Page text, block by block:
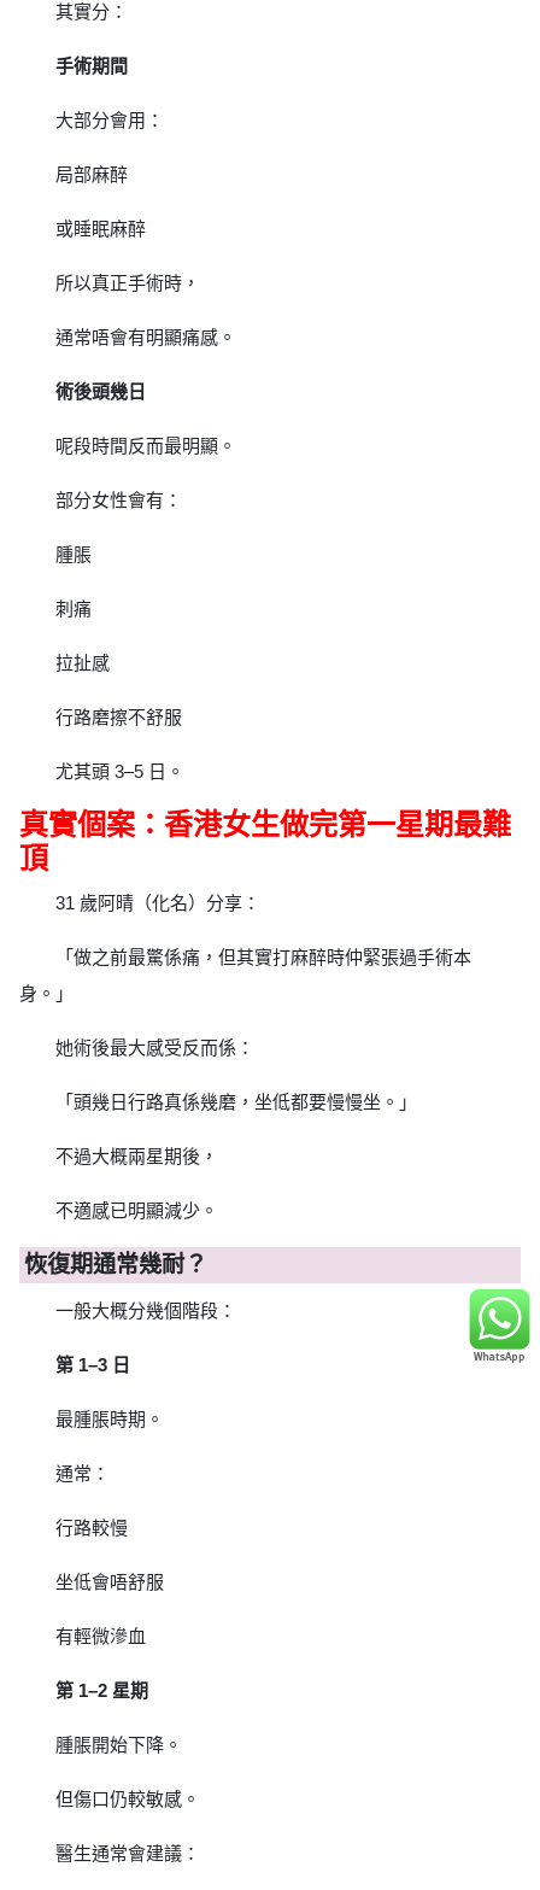
其實分：
手術期間
大部分會用：
局部麻醉
或睡眠麻醉
所以真正手術時，
通常唔會有明顯痛感。
術後頭幾日
呢段時間反而最明顯。
部分女性會有：
腫脹
刺痛
拉扯感
行路磨擦不舒服
尤其頭 3–5 日。
真實個案：香港女生做完第一星期最難
頂
31 歲阿晴（化名）分享：
「做之前最驚係痛，但其實打麻醉時仲緊張過手術本
身。」
她術後最大感受反而係：
「頭幾日行路真係幾磨，坐低都要慢慢坐。」
不過大概兩星期後，
不適感已明顯減少。
恢復期通常幾耐？
一般大概分幾個階段：
第 1–3 日
最腫脹時期。
通常：
行路較慢
坐低會唔舒服
有輕微滲血
第 1–2 星期
腫脹開始下降。
但傷口仍較敏感。
醫生通常會建議：